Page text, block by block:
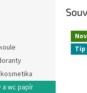
a wc papír
Tip